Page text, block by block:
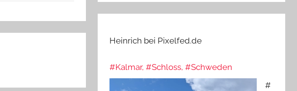
Heinrich bei Pixelfed.de
#Kalmar, #Schloss, #Schweden
#